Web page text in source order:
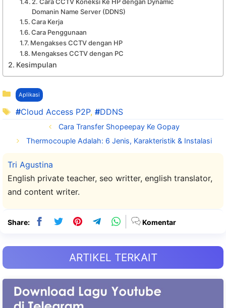
2. Cara CCTV Koneksi Ke HP dengan Dynamic
Domanin Name Server (DDNS)
Cara Kerja
Cara Penggunaan
Mengakses CCTV dengan HP
Mengakses CCTV dengan PC
Kesimpulan
Kategori
Aplikasi
Tag
Cloud Access P2P, DDNS
Cara Transfer Shopeepay Ke Gopay
Thermocouple Adalah: 6 Jenis, Karakteristik & Instalasi
Tri Agustina
English private teacher, seo writter, english translator,
and content writer.
Share: Komentar
ARTIKEL TERKAIT